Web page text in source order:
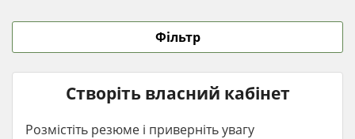
Фільтр
Створіть власний кабінет
Розмістіть резюме і приверніть увагу